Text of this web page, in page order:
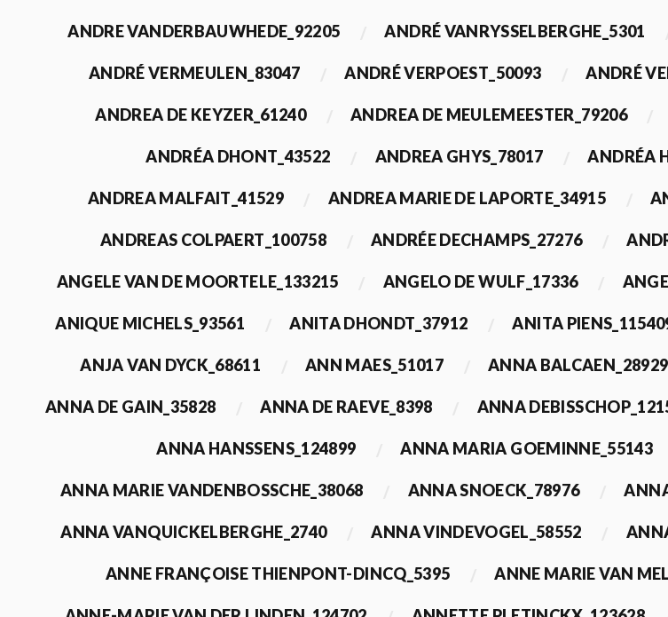
ANDRE VANDERBAUWHEDE_92205 ANDRÉ VANRYSSELBERGHE_5301
ANDRÉ VERMEULEN_83047 ANDRÉ VERPOEST_50093 ANDRÉ
ANDREA DE KEYZER_61240 ANDREA DE MEULEMEESTER_79206
ANDRÉA DHONT_43522 ANDREA GHYS_78017 ANDRÉA
ANDREA MALFAIT_41529 ANDREA MARIE DE LAPORTE_34915
ANDREAS COLPAERT_100758 ANDRÉE DECHAMPS_27276
ANGELE VAN DE MOORTELE_133215 ANGELO DE WULF_17336
ANIQUE MICHELS_93561 ANITA DHONDT_37912 ANITA
ANJA VAN DYCK_68611 ANN MAES_51017 ANNA BALCAEN_28929
ANNA DE GAIN_35828 ANNA DE RAEVE_8398 ANNA
ANNA HANSSENS_124899 ANNA MARIA GOEMINNE_55143
ANNA MARIE VANDENBOSSCHE_38068 ANNA SNOECK_78976
ANNA VANQUICKELBERGHE_2740 ANNA VINDEVOGEL_58552
ANNE FRANÇOISE THIENPONT-DINCQ_5395 ANNE MARIE VAN